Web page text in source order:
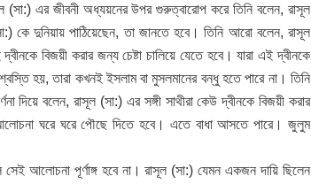
(সা:) এর জীবনী অধ্যয়নের উপর গুরুত্বারোপ করে তিনি বলেন, রাসূল
কে দুনিয়ায় পাঠিয়েছেন, তা জানতে হবে। তিনি আরো বলেন, রাসূল
বিজয়ী করার জন্য চেষ্টা চালিয়ে যেতে হবে। যারা এই দ্বীনকে
হয়, তারা কখনই ইসলাম বা মুসলমানের বন্ধু হতে পারে না। তিনি
দিয়ে বলেন, রাসূল (সা:) এর সঙ্গী সাথীরা কেউ দ্বীনকে বিজয়ী করার
ঘরে ঘরে পৌছে দিতে হবে। এতে বাধা আসতে পারে। জুলুম
আলোচনা পূর্ণাঙ্গ হবে না। রাসূল (সা:) যেমন একজন দায়ি ছিলেন